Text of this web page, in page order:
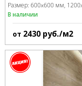
Размер: 600x600 мм
В наличии
от 2430 руб./м2